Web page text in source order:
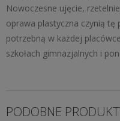
Nowoczesne ujęcie,
oprawa plastyczna czynią
potrzebną w każdej
szkołach gimnazjalnych i
PODOBNE